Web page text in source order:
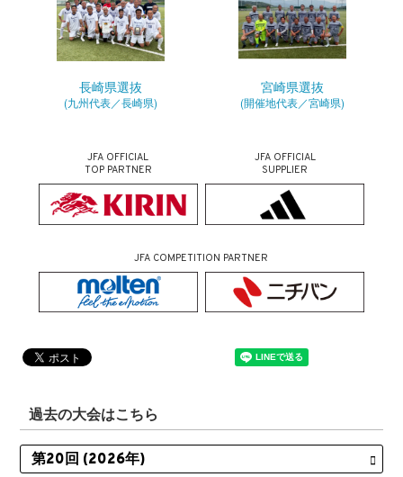
長崎県選抜
(九州代表／長崎県)
宮崎県選抜
(開催地代表／宮崎県)
JFA OFFICIAL
TOP PARTNER
JFA OFFICIAL
SUPPLIER
JFA COMPETITION PARTNER
過去の大会はこちら